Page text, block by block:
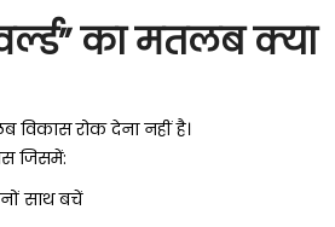
का मतलब क्या
रोक देना नहीं है।
जिसमें:
साथ बचें